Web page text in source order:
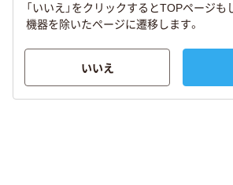
「いいえ」をクリックするとTOPページも
機器を除いたページに遷移します。
いいえ